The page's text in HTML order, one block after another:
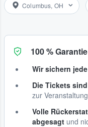
Columbus, OH
100 % Garantie
Wir sichern
Die Tickets
zur
Volle
abgesagt und